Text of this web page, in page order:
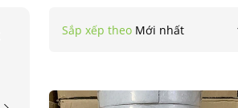
Sắp xếp theo